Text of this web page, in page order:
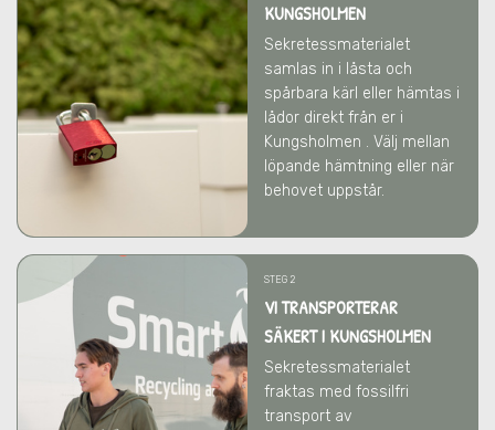
KUNGSHOLMEN
Sekretessmaterialet
samlas in i låsta och
spårbara kärl eller hämtas i
lådor direkt från er i
Kungsholmen . Välj mellan
löpande hämtning eller när
behovet uppstår.
STEG 2
VI TRANSPORTERAR
SÄKERT I KUNGSHOLMEN
Sekretessmaterialet
fraktas med fossilfri
transport av